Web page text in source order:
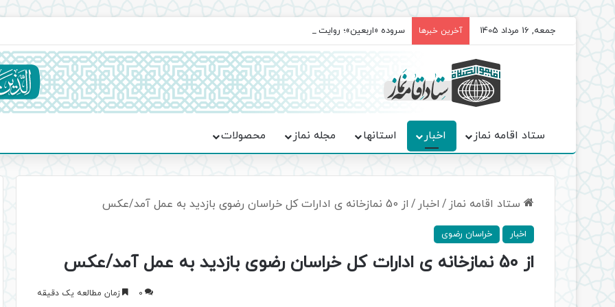
جمعه, 16 مرداد 1405 آخرین خبرها سروده‌ «اربعین»؛ روایت حماسه، استقامت و تمدن‌سازی امت اسلامی
ستاد اقامه نماز اخبار استانها مجله نماز محصولات
ستاد اقامه نماز / اخبار / از 50 نمازخانه ی ادارات کل خراسان رضوی بازدید به عمل آمد/عکس
اخبار خراسان رضوی
از 50 نمازخانه ی ادارات کل خراسان رضوی بازدید به عمل آمد/عکس
0 زمان مطالعه یک دقیقه